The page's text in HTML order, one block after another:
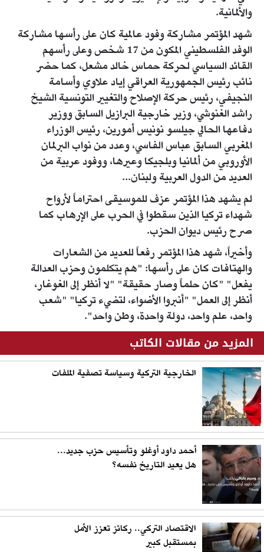
والألمانية.
شهد المؤتمر مشاركة وفود عالمية كان على رأسها مشاركة
الوفد الفلسطيني المكون من 17 شخص وعلى رأسهم
القائد السياسي لحركة حماس خالد مشعل، كما حضر
نائب رئيس الجمهورية العراقي إياد علاوي وأسامة
النجيفي، رئيس حركة الإصلاح والتغيير التونسية الشيخ
راشد الغنوشي، وزير خارجية البرازيل السابق ووزير
دفاعها الحالي جيلسو نونيس أمورين، رئيس الوزراء
المغربي السابق عباس الفاسي، وعدد من نواب البرلمان
الأوروبي من ألمانيا وبلجيكا وعيرها، ووفود عربية من
العديد من الدول العربية ولبنان...
لم يشهد هذا المؤتمر عزف للموسيقى احتراماً لأرواح
شهداء تركيا الذين سقطوا في الحرب على الإرهاب كما
صرح رئيس ديوان الحزب.
وأخيراً، شهد هذا المؤتمر رفعاً للعديد من الشعارات
والهتافات كان على رأسها: "هم يتكلمون وحزب العدالة
يفعل" "كان حلماً وصار حقيقة" "لا أنظر إلى الغوغار،
أنظر إلى العمل" "أنبروا الأضواء، لتضيء تركيا" "شعب
واحد، علم واحد، دولة واحدة، وطن واحد".
المزيد من مقالات الكاتب
الخارجية التركية وسياسة تصفية الملفات
أحمد داود أوغلو وتأسيس حزب جديد...
هل يعيد التاريخ نفسه؟
الاقتصاد التركي.. ركائز تعزز الأمل
بمستقبل كبير